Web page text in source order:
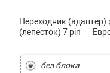
Переходник
(лепесток) 7 pin —
без блока